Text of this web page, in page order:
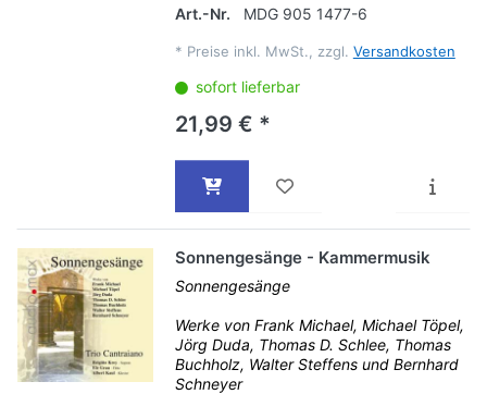
Art.-Nr. MDG 905 1477-6
* Preise inkl. MwSt., zzgl. Versandkosten
sofort lieferbar
21,99 € *
Sonnengesänge - Kammermusik
Sonnengesänge
Werke von Frank Michael, Michael Töpel,
Jörg Duda, Thomas D. Schlee, Thomas
Buchholz, Walter Steffens und Bernhard
Schneyer